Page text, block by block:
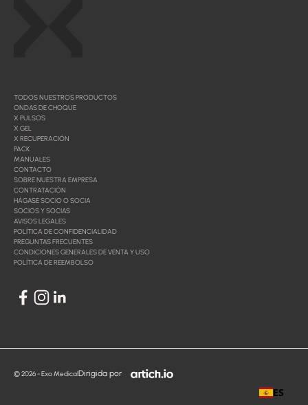
TODOS NUESTROS PRODUCTOS
ONDAS DE CHOQUE
X PULSOS
X GEL
X RECUPERACIÓN
PACK
MANUALES
CONTACTO
SOBRE NUESTRA EMPRESA
CONTRATACIÓN
HÁGASE SOCIO O SOCIA
SOCIOS Y SOCIAS
AVISOS LEGALES
POLÍTICA DE CONFIDENCIALIDAD
PREGUNTAS FRECUENTES
CONDICIONES GENERALES DE VENTA Y USO
POLÍTICA DE REEMBOLSO
© 2026 - Exo MedicalDirigida por
ES